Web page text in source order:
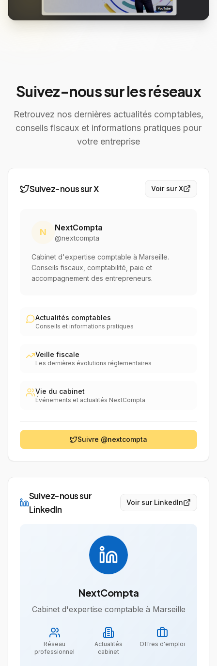
Suivez-nous sur les réseaux
Retrouvez nos dernières actualités comptables,
conseils fiscaux et informations pratiques pour
votre entreprise
Suivez-nous sur X Voir sur X
N NextCompta
@nextcompta
Cabinet d'expertise comptable à Marseille.
Conseils fiscaux, comptabilité, paie et
accompagnement des entrepreneurs.
Actualités comptables
Conseils et informations pratiques
Veille fiscale
Les dernières évolutions réglementaires
Vie du cabinet
Événements et actualités NextCompta
Suivre @nextcompta
Suivez-nous sur
LinkedIn
Voir sur LinkedIn
NextCompta
Cabinet d'expertise comptable à Marseille
Réseau
professionnel
Actualités
cabinet
Offres d'emploi